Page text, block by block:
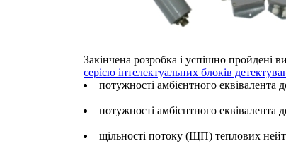
Закінчена розробка і успішно пройдені
серією інтелектуальних блоків
потужності амбієнтного
потужності амбієнтного
щільності потоку (ЩП) теплових